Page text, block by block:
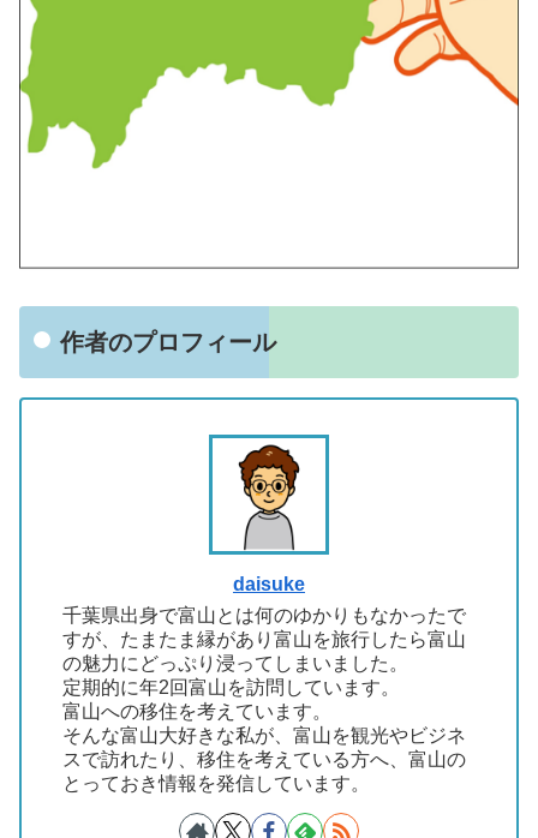
作者のプロフィール
daisuke
千葉県出身で富山とは何のゆかりもなかったで
すが、たまたま縁があり富山を旅行したら富山
の魅力にどっぷり浸ってしまいました。
定期的に年2回富山を訪問しています。
富山への移住を考えています。
そんな富山大好きな私が、富山を観光やビジネ
スで訪れたり、移住を考えている方へ、富山の
とっておき情報を発信しています。